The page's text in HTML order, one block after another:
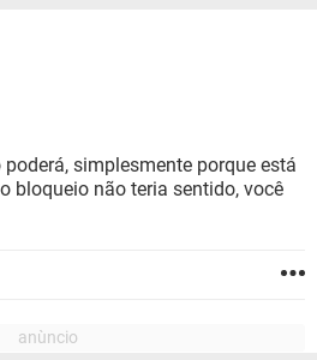
simplesmente porque está
bloqueio não teria sentido, você